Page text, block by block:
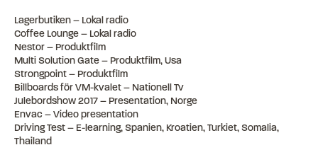
Lagerbutiken – Lokal radio
Coffee Lounge – Lokal radio
Nestor – Produktfilm
Multi Solution Gate – Produktfilm, Usa
Strongpoint – Produktfilm
Billboards för VM-kvalet – Nationell Tv
Julebordshow 2017 – Presentation, Norge
Envac – Video presentation
Driving Test – E-learning, Spanien, Kroatien, Turkiet, Somalia,
Thailand